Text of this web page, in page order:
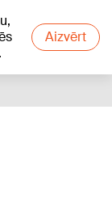
Aizvērt